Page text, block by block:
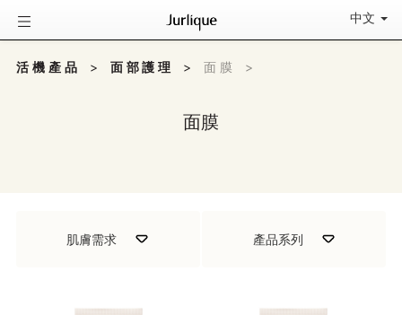
中文
活機產品 > 面部護理 > 面膜 >
面膜
肌膚需求 產品系列